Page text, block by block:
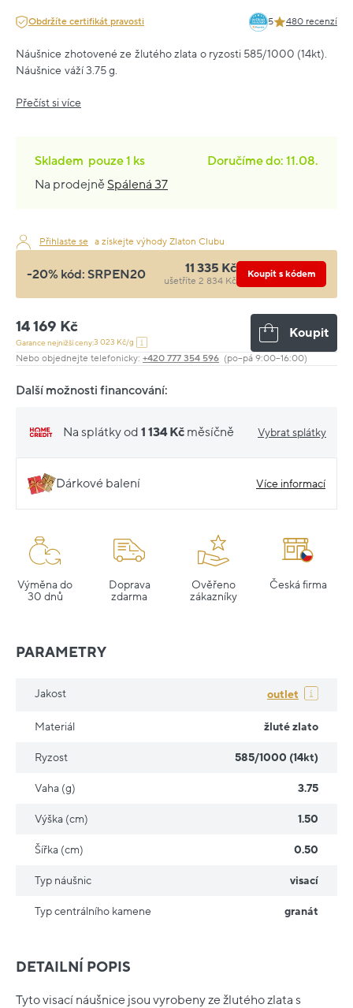
Obdržíte certifikát pravosti 5 480 recenzí
Náušnice zhotovené ze žlutého zlata o ryzosti 585/1000 (14kt).
Náušnice váží 3.75 g.
Přečíst si více
Skladem pouze1 ks
Doručíme do: 11.08.
Na prodejně Spálená 37
Přihlaste se a získejte výhody Zlaton Clubu
-20% kód: SRPEN20 11 335 Kč
ušetříte 2 834 Kč
Koupit s kódem
14 169 Kč
Garance nejnižší ceny:3 023 Kč/g
Koupit
Nebo objednejte telefonicky: +420 777 354 596 (po–pá 9:00–16:00)
Další možnosti financování:
Na splátky od 1 134 Kč měsíčně Vybrat splátky
Dárkové balení Více informací
Výměna do
30 dnů
Doprava
zdarma
Ověřeno
zákazníky
Česká firma
DETAILNÍ POPIS
Tyto visací náušnice jsou vyrobeny ze žlutého zlata s
PARAMETRY
Jakost outlet
Materiál žluté zlato
Ryzost 585/1000 (14kt)
Vaha (g) 3.75
Výška (cm) 1.50
Šířka (cm) 0.50
Typ náušnic visací
Typ centrálního kamene granát